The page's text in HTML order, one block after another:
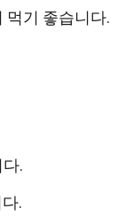
먹기 좋습니다.
.
.